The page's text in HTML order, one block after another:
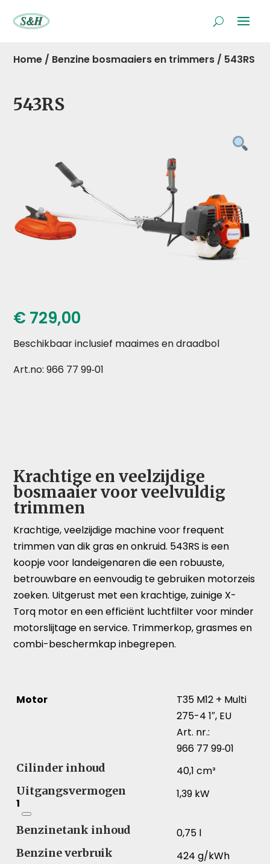
Home / Benzine bosmaaiers en trimmers / 543RS
543RS
€ 729,00
Beschikbaar inclusief maaimes en draadbol
Art.no: 966 77 99‑01
Krachtige en veelzijdige
bosmaaier voor veelvuldig
trimmen
Krachtige, veelzijdige machine voor frequent
trimmen van dik gras en onkruid. 543RS is een
koopje voor landeigenaren die een robuuste,
betrouwbare en eenvoudig te gebruiken motorzeis
zoeken. Uitgerust met een krachtige, zuinige X-
Torq motor en een efficiënt luchtfilter voor minder
motorslijtage en service. Trimmerkop, grasmes en
combi-beschermkap inbegrepen.
Motor
T35 M12 + Multi
275-4 1″, EU
Art. nr.:
966 77 99‑01
Cilinder inhoud
40,1 cm³
Uitgangsvermogen
1
1,39 kW
Benzinetank inhoud
0,75 l
Benzine verbruik
424 g/kWh